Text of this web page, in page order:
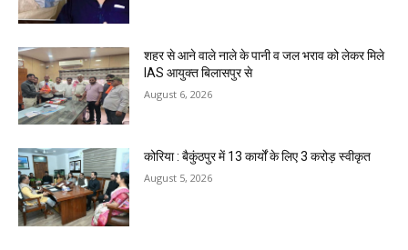
शहर से आने वाले नाले के पानी व जल भराव को लेकर मिले
IAS आयुक्त बिलासपुर से
August 6, 2026
कोरिया : बैकुंठपुर में 13 कार्यों के लिए 3 करोड़ स्वीकृत
August 5, 2026